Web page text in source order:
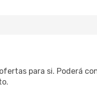
para si. Poderá